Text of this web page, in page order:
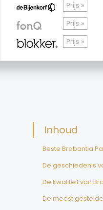
Prijs »
Prijs »
Prijs »
Inhoud
Beste Brabantia
De geschiedenis
De kwaliteit van
De meest